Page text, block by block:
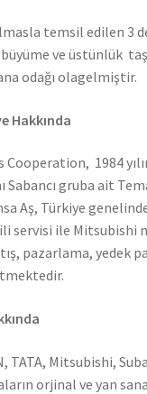
temsil edilen 3
ve üstünlük
odağı olagelmiştir.
Hakkında
1984
Sabancı gruba ait
Aş, Türkiye
servisi ile Mitsubishi
pazarlama, yedek
TATA, Mitsubishi,
orjinal ve yan